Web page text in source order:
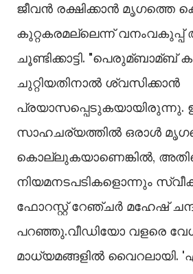
ജീവൻ രക്ഷിക്കാൻ മൃഗത്തെ
കുറ്റകരമല്ലെന്ന്
ചൂണ്ടിക്കാട്ടി. "പെരുമ്ബാമ്ബ്
ചുറ്റിയതിനാല്‍ ശ്വസിക്കാൻ
സാഹചര്യത്തില്‍ ഒരാള്‍
കൊല്ലുകയാണെങ്കില്‍,
നിയമനടപടികളൊന്നും
ഫോറസ്റ്റ് റേഞ്ചർ മഹേഷ്
പറഞ്ഞു.വീഡിയോ വളരെ
മാധ്യമങ്ങളില്‍ വൈറലായി.